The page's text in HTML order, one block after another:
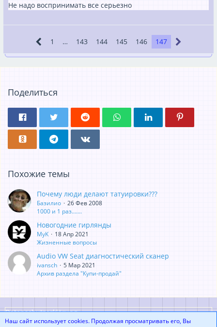
Не надо воспринимать все серьезно
1 … 143 144 145 146 147
Поделиться
Похожие темы
Почему люди делают татуировки???
Базилио
26 Фев 2008
1000 и 1 раз.......
Новогодние гирлянды
MyK
18 Апр 2021
Жизненные вопросы
Audio VW Seat диагностический сканер
ivansch
5 Мар 2021
Архив раздела "Купи-продай"
Datenschutzerklärung
Наш сайт использует cookies. Продолжая просматривать его, Вы